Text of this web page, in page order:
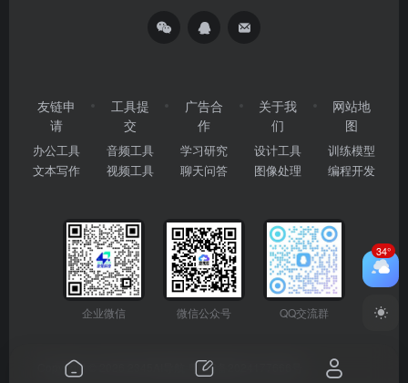
友链申
请
办公工具
文本写作
工具提
交
音频工具
视频工具
广告合
作
学习研究
聊天问答
关于我
们
设计工具
图像处理
网站地
图
训练模型
编程开发
企业微信 微信公众号 QQ交流群
Copyright © 2026 粤ICP备2024177666号
34°